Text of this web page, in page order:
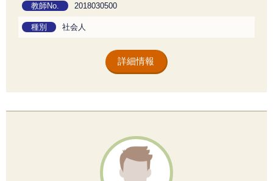
教師No. 2018030500
種別 社会人
詳細情報